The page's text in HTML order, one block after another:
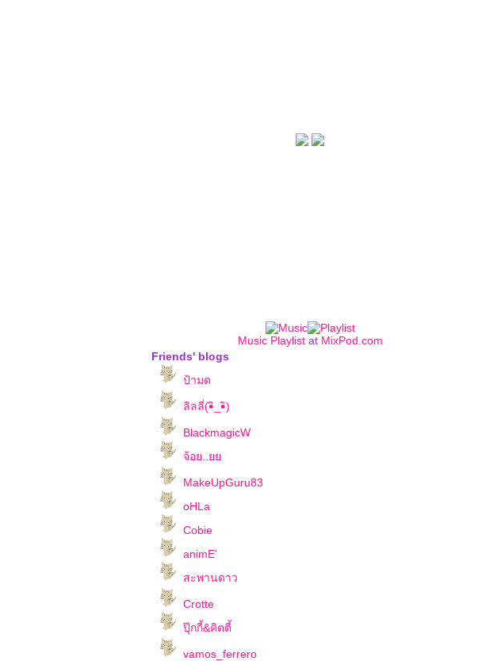
Music Playlistat MixPod.com
Friends' blogs
ป้ามด
ลิลลี่(•ิ_•ิ)
BlackmagicW
จ้อย..
MakeUpGuru83
oHLa
Cobie
animE'
สะพานดาว
Crotte
ปุ๊กกี้&คิตตี้
vamos_ferrero